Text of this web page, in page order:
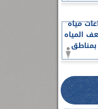
مياه
المياه
بمناطق